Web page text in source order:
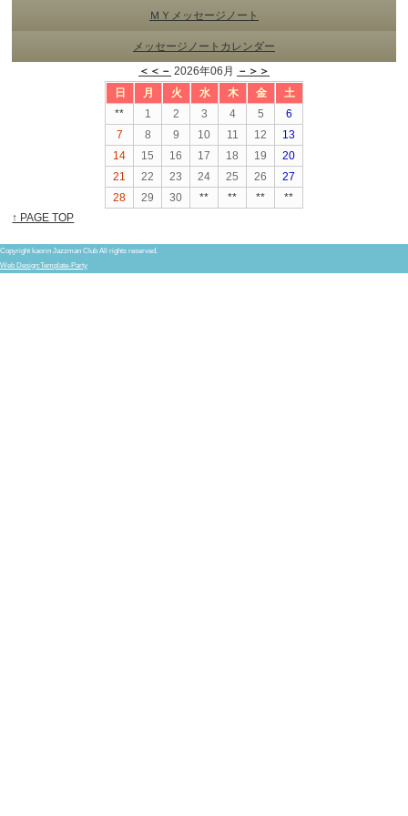
ＭＹメッセージノート
メッセージノートカレンダー
＜＜－ 2026年06月
－＞＞
日
月 火 水 木 金
土
**
1 2 3 4 5
6
7
8 9 10 11 12
13
14
15 16 17 18 19
20
21
22 23 24 25 26
27
28
29 30 ** ** **
**
↑ PAGE TOP
Copyright kaorin Jazzman Club All rights reserved.
Web Design:Template-Party